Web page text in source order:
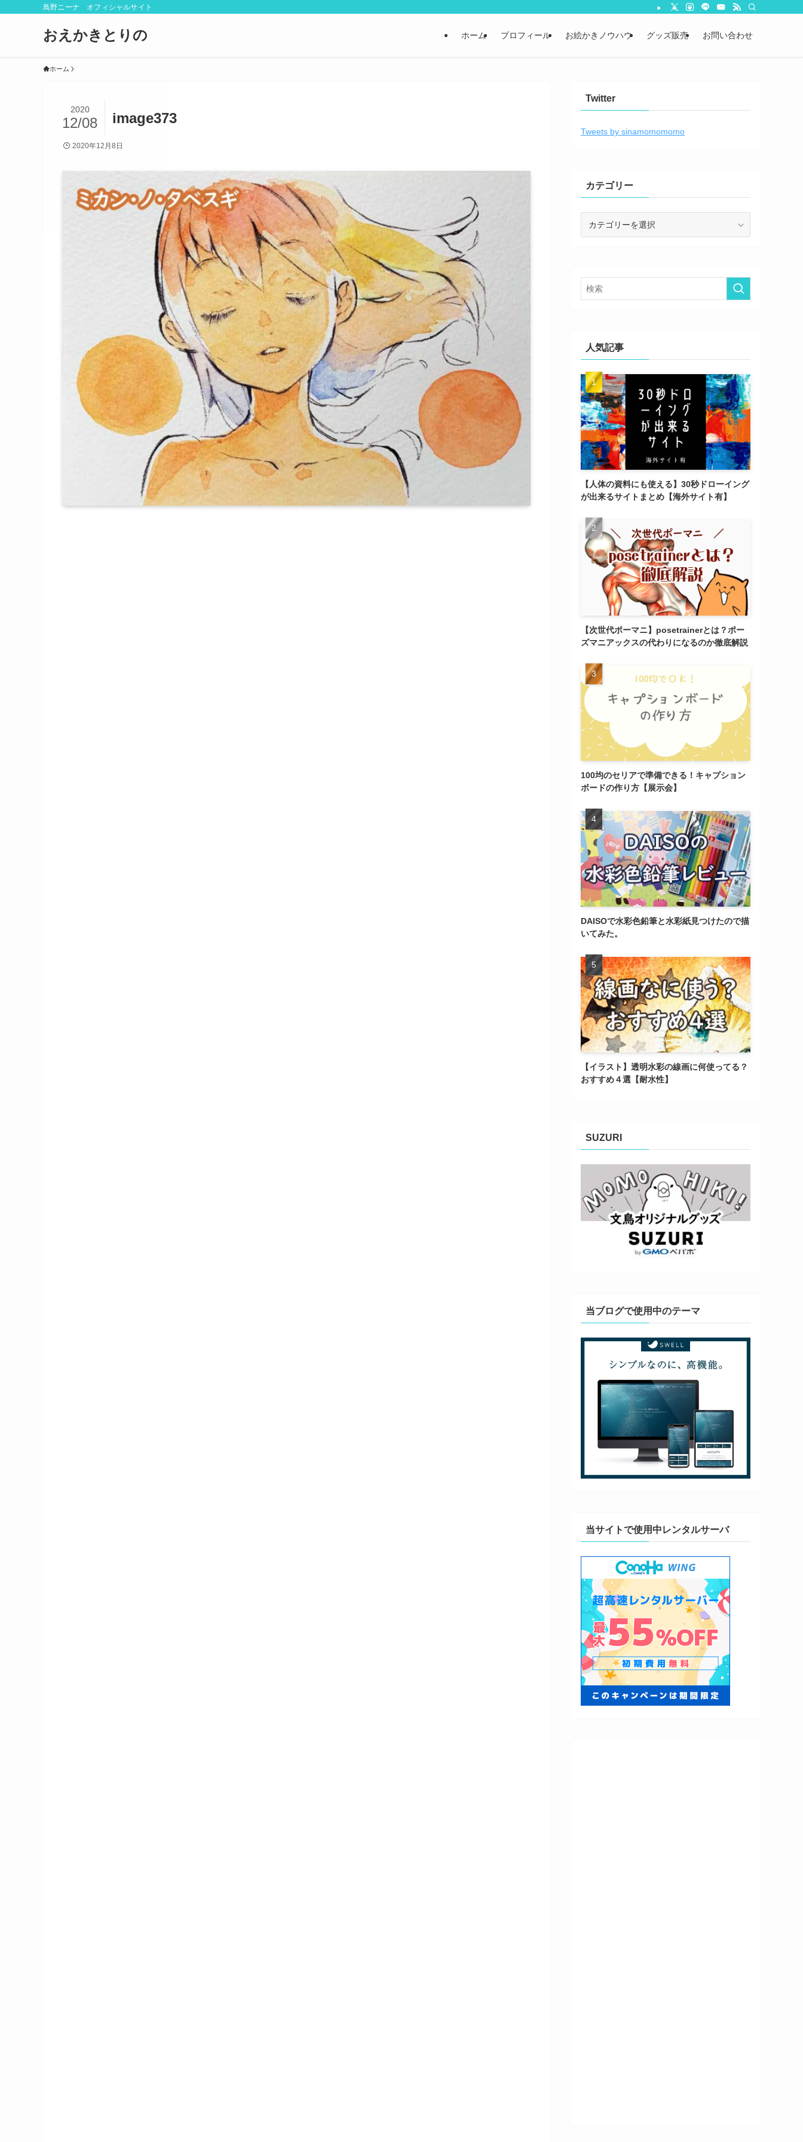
鳥野ニーナ オフィシャルサイト
おえかきとりの ホーム プロフィール お絵かきノウハウ グッズ販売 お問い合わせ
ホーム
image373
2020
12/08
2020年12月8日
Twitter
Tweets by sinamomomomo
カテゴリー
人気記事
【人体の資料にも使える】30秒ドローイング
が出来るサイトまとめ【海外サイト有】
【次世代ポーマニ】posetrainerとは？ポー
ズマニアックスの代わりになるのか徹底解説
100均のセリアで準備できる！キャプション
ボードの作り方【展示会】
DAISOで水彩色鉛筆と水彩紙見つけたので描
いてみた。
【イラスト】透明水彩の線画に何使ってる？
おすすめ４選【耐水性】
SUZURI
当ブログで使用中のテーマ
当サイトで使用中レンタルサーバ